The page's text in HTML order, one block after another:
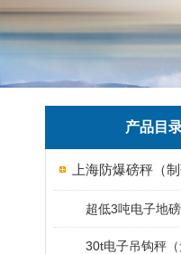
产品目
超低3吨电子地磅
30t电子吊钩秤（